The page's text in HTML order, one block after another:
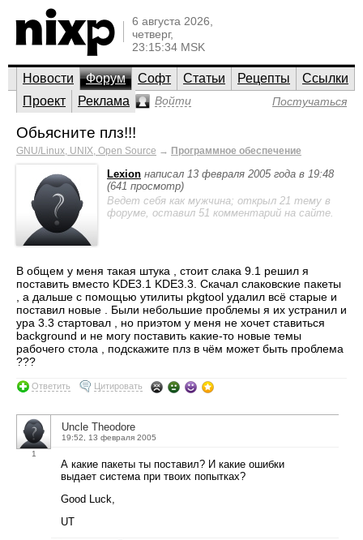
6 августа 2026,
четверг,
23:15:34 MSK
Новости Форум Софт Статьи Рецепты
Ссылки
Проект
Реклама Войти Постучаться
Обьясните плз!!!
GNU/Linux, UNIX, Open Source → Программное обеспечение
Lexion написал 13 февраля 2005 года в 19:48
(641 просмотр)
Ведет себя как мужчина; открыл 21 тему в
форуме, оставил 51 комментарий на сайте.
В общем у меня такая штука , стоит слака 9.1 решил я
поставить вместо KDE3.1 KDE3.3. Скачал слаковские пакеты
, а дальше с помощью утилиты pkgtool удалил всё старые и
поставил новые . Были небольшие проблемы я их устранил и
ура 3.3 стартовал , но приэтом у меня не хочет ставиться
background и не могу поставить какие-то новые темы
рабочего стола , подскажите плз в чём может быть проблема
???
Ответить Цитировать
1
Uncle Theodore
19:52, 13 февраля 2005
А какие пакеты ты поставил? И какие ошибки
выдает система при твоих попытках?
Good Luck,
UT